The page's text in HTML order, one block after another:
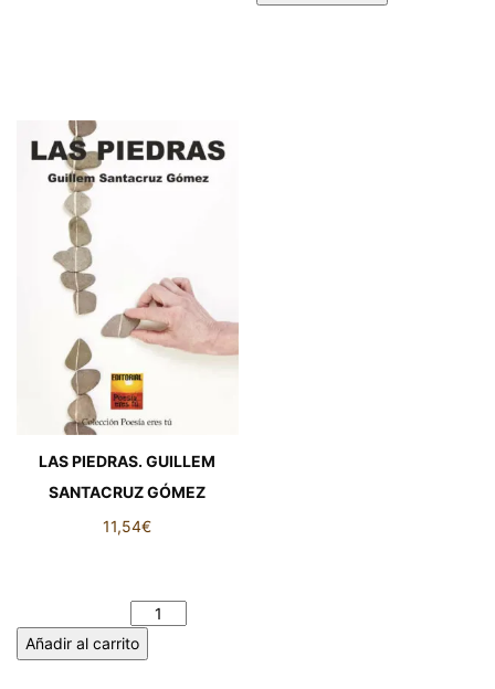
LAS PIEDRAS. GUILLEM
SANTACRUZ GÓMEZ
11,54€
Añadir al carrito